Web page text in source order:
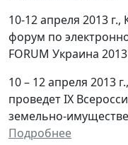
10-12 апреля 2013
форум по
FORUM Украина
10 – 12 апреля 2013
проведет IХ
земельно-
Подробнее